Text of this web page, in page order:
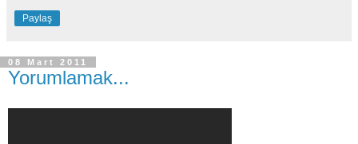
Paylaş
08 Mart 2011
Yorumlamak...